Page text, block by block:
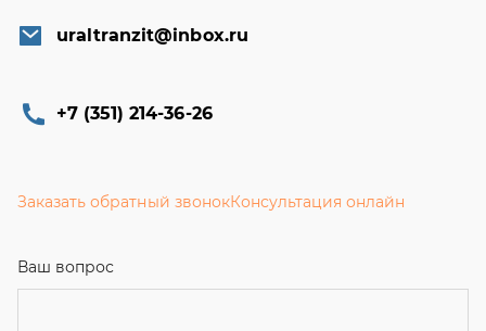
uraltranzit@inbox.ru
+7 (351) 214-36-26
Заказать обратный звонокКонсультация онлайн
Ваш вопрос